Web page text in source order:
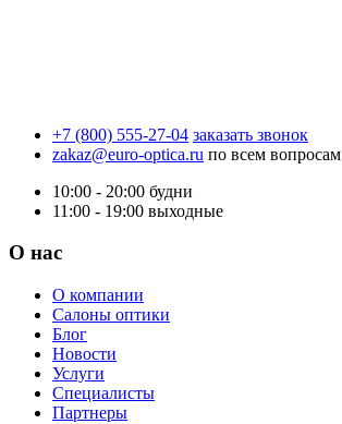
+7 (800) 555-27-04 заказать звонок
zakaz@euro-optica.ru по всем вопросам
10:00 - 20:00 будни
11:00 - 19:00 выходные
О нас
О компании
Салоны оптики
Блог
Новости
Услуги
Специалисты
Партнеры